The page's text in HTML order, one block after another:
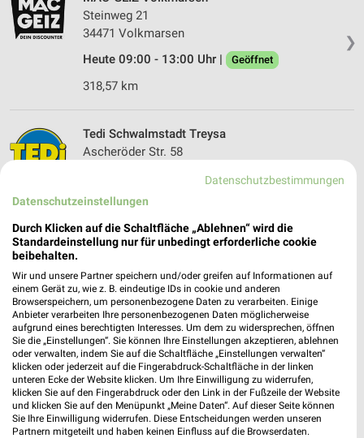
❯
Steinweg 21
34471 Volkmarsen
Heute 09:00 - 13:00 Uhr |
Geöffnet
318,57 km
Tedi Schwalmstadt Treysa
Ascheröder Str. 58
Heute 09:00 - 19:00 Uhr |
340,66 km
Tedi Kassel Niederzwehren
Credestr. 5
34134 Kassel Niederzwehren
Heute 09:00 - 20:00 Uhr |
Geöffnet
302,28 km
MÄC-GEIZ Melsungen
Markt 2
Datenschutzbestimmungen
Datenschutzeinstellungen
Durch Klicken auf die Schaltfläche „Ablehnen“ wird die
Standardeinstellung nur für unbedingt erforderliche cookie
beibehalten.
Wir und unsere Partner speichern und/oder greifen auf Informationen auf
einem Gerät zu, wie z. B. eindeutige IDs in cookie und anderen
Browserspeichern, um personenbezogene Daten zu verarbeiten. Einige
Anbieter verarbeiten Ihre personenbezogenen Daten möglicherweise
aufgrund eines berechtigten Interesses. Um dem zu widersprechen, öffnen
Sie die „Einstellungen“. Sie können Ihre Einstellungen akzeptieren, ablehnen
oder verwalten, indem Sie auf die Schaltfläche „Einstellungen verwalten“
klicken oder jederzeit auf die Fingerabdruck-Schaltfläche in der linken
unteren Ecke der Website klicken. Um Ihre Einwilligung zu widerrufen,
klicken Sie auf den Fingerabdruck oder den Link in der Fußzeile der Website
und klicken Sie auf den Menüpunkt „Meine Daten“. Auf dieser Seite können
Sie Ihre Einwilligung widerrufen. Diese Entscheidungen werden unseren
Partnern mitgeteilt und haben keinen Einfluss auf die Browserdaten.